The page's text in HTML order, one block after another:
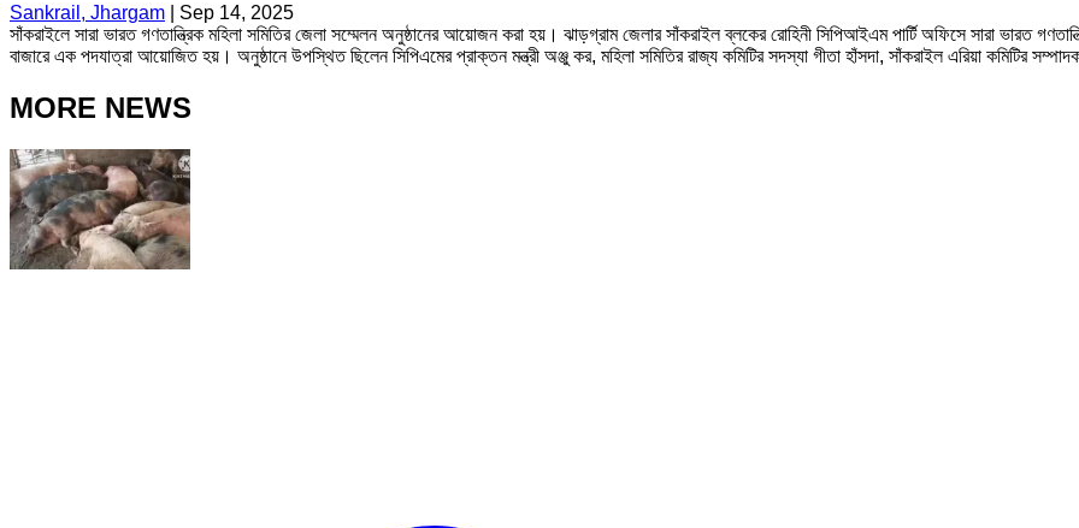
Sankrail, Jhargam
Sep 14, 2025
সাঁকরাইলে সারা ভারত গণতান্ত্রিক মহিলা সমিতির জেলা সম্মেলন অনুষ্ঠানের আয়োজন করা হয়। ঝাড়গ্রাম জেলার সাঁকরাইল ব্লকের রোহিনী সিপিআইএম পার্টি অফিসে সারা ভারত
বাজারে এক পদযাত্রা আয়োজিত হয়। অনুষ্ঠানে উপস্থিত ছিলেন সিপিএমের প্রাক্তন মন্ত্রী অঞ্জু কর, মহিলা সমিতির রাজ্য কমিটির সদস্যা গীতা হাঁসদা, সাঁকরাইল এরিয়া কমিটির
MORE NEWS